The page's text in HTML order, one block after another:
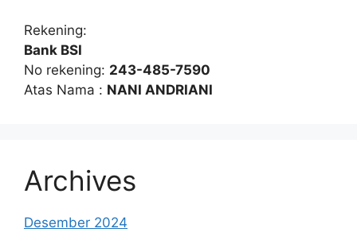
Rekening:
Bank BSI
No rekening: 243-485-7590
Atas Nama : NANI ANDRIANI
Archives
Desember 2024